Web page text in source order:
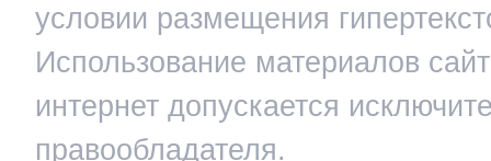
условии размещения
Использование материалов
интернет допускается
правообладателя.